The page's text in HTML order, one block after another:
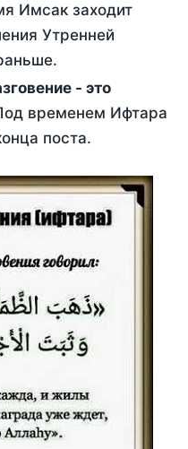
Имсак заходит
Утренней
временем Ифтара
поста.